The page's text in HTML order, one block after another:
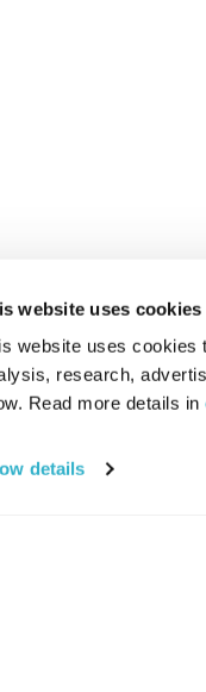
website uses cookies
website uses cookies
research,
Read more details in
details